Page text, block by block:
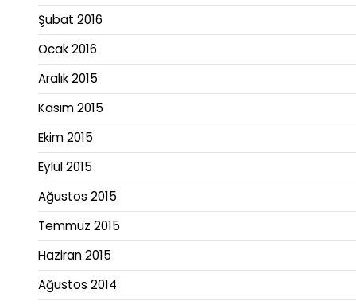
Şubat 2016
Ocak 2016
Aralık 2015
Kasım 2015
Ekim 2015
Eylül 2015
Ağustos 2015
Temmuz 2015
Haziran 2015
Ağustos 2014